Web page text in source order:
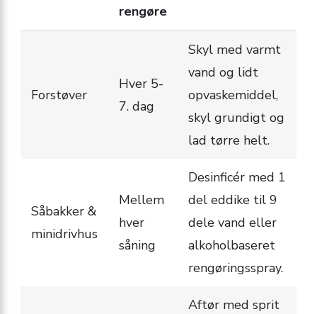
rengøre
Forstøver
Hver 5-
7. dag
Skyl med varmt
vand og lidt
opvaskemiddel,
skyl grundigt og
lad tørre helt.
Såbakker &
minidrivhus
Mellem
hver
såning
Desinficér med 1
del eddike til 9
dele vand eller
alkoholbaseret
rengøringsspray.
Aftør med sprit